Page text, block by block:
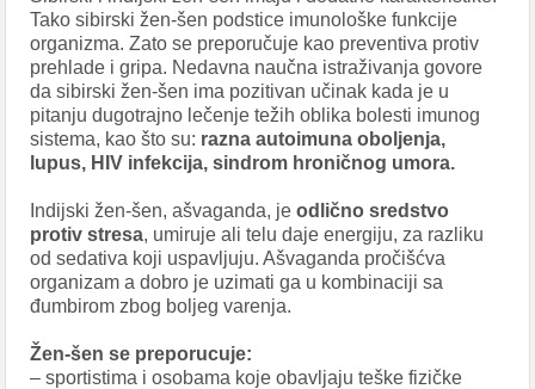
Tako sibirski žen-šen podstice imunološke funkcije
organizma. Zato se preporučuje kao preventiva protiv
prehlade i gripa. Nedavna naučna istraživanja govore
da sibirski žen-šen ima pozitivan učinak kada je u
pitanju dugotrajno lečenje težih oblika bolesti imunog
sistema, kao što su: razna autoimuna oboljenja,
lupus, HIV infekcija, sindrom hroničnog umora.
Indijski žen-šen, ašvaganda, jeodlično sredstvo
protiv stresa, umiruje ali telu daje energiju, za razliku
od sedativa koji uspavljuju. Ašvaganda pročišćva
organizam a dobro je uzimati ga u kombinaciji sa
đumbirom zbog boljeg varenja.
Žen-šen se preporucuje:
– sportistima i osobama koje obavljaju teške fizičke